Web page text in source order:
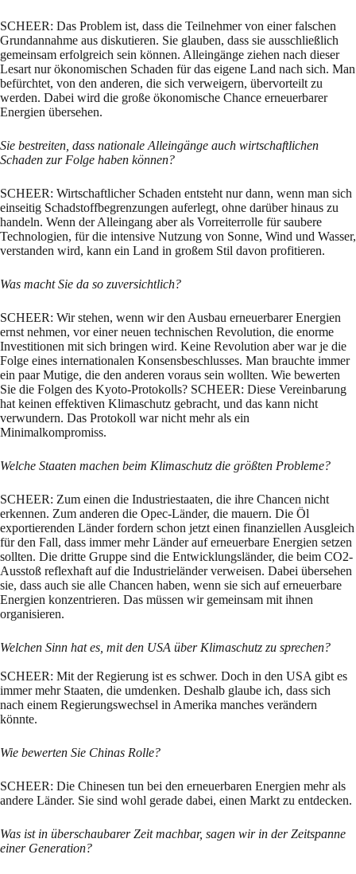
SCHEER: Das Problem ist, dass die Teilnehmer von einer falschen
Grundannahme aus diskutieren. Sie glauben, dass sie ausschließlich
gemeinsam erfolgreich sein können. Alleingänge ziehen nach dieser
Lesart nur ökonomischen Schaden für das eigene Land nach sich. Man
befürchtet, von den anderen, die sich verweigern, übervorteilt zu
werden. Dabei wird die große ökonomische Chance erneuerbarer
Energien übersehen.
Sie bestreiten, dass nationale Alleingänge auch wirtschaftlichen
Schaden zur Folge haben können?
SCHEER: Wirtschaftlicher Schaden entsteht nur dann, wenn man sich
einseitig Schadstoffbegrenzungen auferlegt, ohne darüber hinaus zu
handeln. Wenn der Alleingang aber als Vorreiterrolle für saubere
Technologien, für die intensive Nutzung von Sonne, Wind und Wasser,
verstanden wird, kann ein Land in großem Stil davon profitieren.
Was macht Sie da so zuversichtlich?
SCHEER: Wir stehen, wenn wir den Ausbau erneuerbarer Energien
ernst nehmen, vor einer neuen technischen Revolution, die enorme
Investitionen mit sich bringen wird. Keine Revolution aber war je die
Folge eines internationalen Konsensbeschlusses. Man brauchte immer
ein paar Mutige, die den anderen voraus sein wollten. Wie bewerten
Sie die Folgen des Kyoto-Protokolls? SCHEER: Diese Vereinbarung
hat keinen effektiven Klimaschutz gebracht, und das kann nicht
verwundern. Das Protokoll war nicht mehr als ein
Minimalkompromiss.
Welche Staaten machen beim Klimaschutz die größten Probleme?
SCHEER: Zum einen die Industriestaaten, die ihre Chancen nicht
erkennen. Zum anderen die Opec-Länder, die mauern. Die Öl
exportierenden Länder fordern schon jetzt einen finanziellen Ausgleich
für den Fall, dass immer mehr Länder auf erneuerbare Energien setzen
sollten. Die dritte Gruppe sind die Entwicklungsländer, die beim CO2-
Ausstoß reflexhaft auf die Industrieländer verweisen. Dabei übersehen
sie, dass auch sie alle Chancen haben, wenn sie sich auf erneuerbare
Energien konzentrieren. Das müssen wir gemeinsam mit ihnen
organisieren.
Welchen Sinn hat es, mit den USA über Klimaschutz zu sprechen?
SCHEER: Mit der Regierung ist es schwer. Doch in den USA gibt es
immer mehr Staaten, die umdenken. Deshalb glaube ich, dass sich
nach einem Regierungswechsel in Amerika manches verändern
könnte.
Wie bewerten Sie Chinas Rolle?
SCHEER: Die Chinesen tun bei den erneuerbaren Energien mehr als
andere Länder. Sie sind wohl gerade dabei, einen Markt zu entdecken.
Was ist in überschaubarer Zeit machbar, sagen wir in der Zeitspanne
einer Generation?